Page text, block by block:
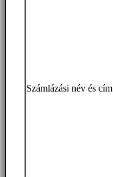
Számlázási név és cím